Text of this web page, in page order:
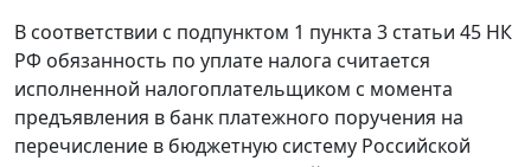
В соответствии с подпунктом 1 пункта 3 статьи 45 НК
РФ обязанность по уплате налога считается
исполненной налогоплательщиком с момента
предъявления в банк платежного поручения на
перечисление в бюджетную систему Российской